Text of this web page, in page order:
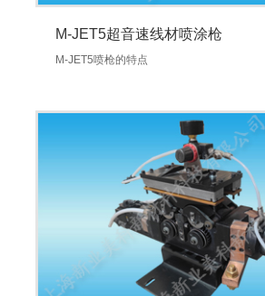
M-JET5超音速线材喷涂枪
M-JET5喷枪的特点